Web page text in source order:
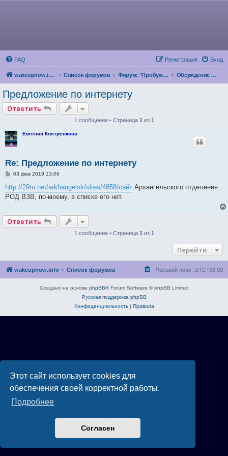
Этот сайт использует cookies для
обеспечения своей корректной работы.
Подробнее
Согласен
FAQ Вход
Регистрация
wakeupnow.info Список форумов Форум: "Пробуждение Разума" Обсуждение предложений
Предложение по интернету
Ответить
1 сообщение • Страница 1 из 1
Евгения Костренкова
Re: Предложение по интернету
С
о
б
щ
и
е
03 фев 2019 13:06
http://29ru.net/arkhangelsk/sites/4858/сайт Архангельского отделения
РОД ВЗВ, по-моему, в списке его нет.
Ответить
1 сообщение • Страница 1 из 1
Перейти
wakeupnow.info Список форумов Часовой пояс: UTC+03:00
Создано на основе phpBB® Forum Software © phpBB Limited
Русская поддержка phpBB
Конфиденциальность| Правила